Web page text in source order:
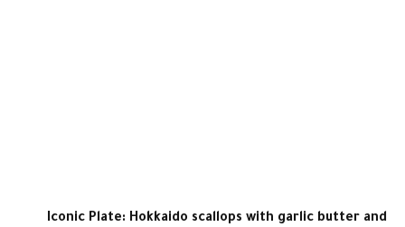
Iconic Plate: Hokkaido scallops with garlic butter and